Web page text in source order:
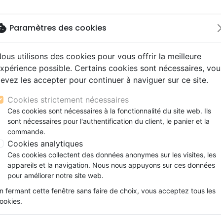
Nouveautés Bibles
gros caractères
d'étude
de mariage
Nouveaux Testaments
Evangiles et extraits
Bibles langues étrangères
Livres
Audio
Couple, famille, individu
Enfants
Formation
Jeunesse
adultes
CD Jeunesse
CD Isräel
Noël, Musique de fête
CD Enfants
spectacles
conférences
Films, fiction
Histoires vraies,
Commerce équitable
Accessoires de Bible
DIVORCE - DEPASSER LA BLESSURE CONSTRUIRE
DIVORCE - DEPASSER LA
(LE) - NOUVELLE EDITION
BOUCAUD ROSITE & POUJOL JACQUE
RéférenceEMP4161 EAN9782356141613
Description
LE DIVORCE - DEPASSER LA
Paramètres des cookies
utilisons des cookies pour vous offrir la meilleure
possible. Certains cookies sont nécessaires,
les accepter pour continuer à naviguer sur ce site.
Cookies strictement nécessaires
Ces cookies sont nécessaires à la fonctionnalité du site web. Ils
sont nécessaires pour l'authentification du client, le panier et la
commande.
Cookies analytiques
Ces cookies collectent des données anonymes sur les visites, les
appareils et la navigation. Nous nous appuyons sur ces données
pour améliorer notre site web.
fermant cette fenêtre sans faire de choix, vous acceptez tous les